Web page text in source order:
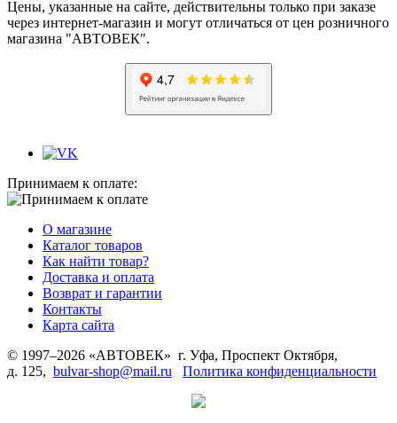
Цены, указанные на сайте, действительны только при заказе
через интернет-магазин и могут отличаться от цен розничного
магазина "АВТОВЕК".
Принимаем к оплате:
О магазине
Каталог товаров
Как найти товар?
Доставка и оплата
Возврат и гарантии
Контакты
Карта сайта
© 1997–2026 «АВТОВЕК» г. Уфа, Проспект Октября,
д. 125, bulvar-shop@mail.ru Политика конфиденциальности